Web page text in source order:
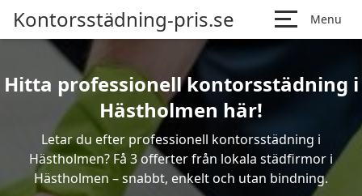
Kontorsstädning-pris.se Menu
Hitta professionell kontorsstädning i
Hästholmen här!
Letar du efter professionell kontorsstädning i
Hästholmen? Få 3 offerter från lokala städfirmor i
Hästholmen – snabbt, enkelt och utan bindning.